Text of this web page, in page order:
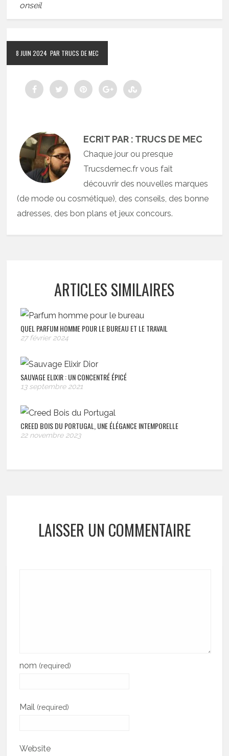
onseil
8 JUIN 2024 PAR TRUCS DE MEC
ECRIT PAR : TRUCS DE MEC
Chaque jour ou presque
Trucsdemec.fr vous fait
découvrir des nouvelles marques
(de mode ou cosmétique), des conseils, des bonne
adresses, des bon plans et jeux concours.
ARTICLES SIMILAIRES
QUEL PARFUM HOMME POUR LE BUREAU ET LE TRAVAIL
27 février 2024
SAUVAGE ELIXIR : UN CONCENTRÉ ÉPICÉ
13 septembre 2021
CREED BOIS DU PORTUGAL, UNE ÉLÉGANCE INTEMPORELLE
22 novembre 2023
LAISSER UN COMMENTAIRE
nom (required)
Mail (required)
Website